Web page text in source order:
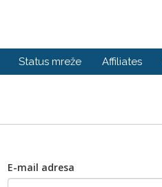
Status mreže Affiliates
E-mail adresa